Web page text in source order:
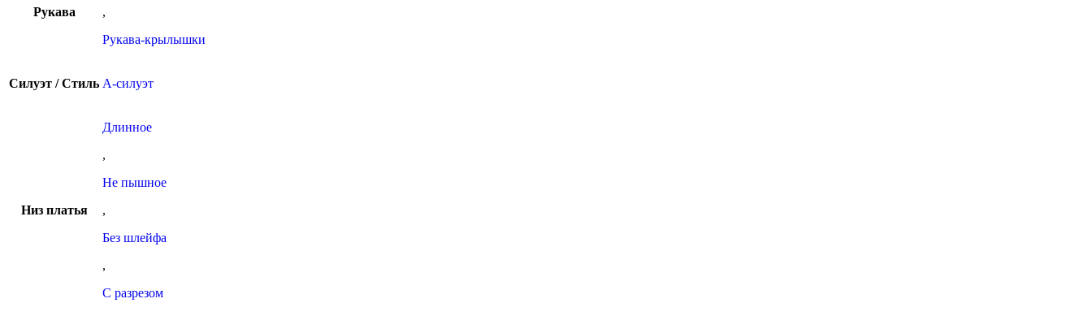
Рукава
,
Рукава-крылышки
Силуэт / Стиль А-силуэт
Низ платья
Длинное
,
Не пышное
,
Без шлейфа
,
С разрезом